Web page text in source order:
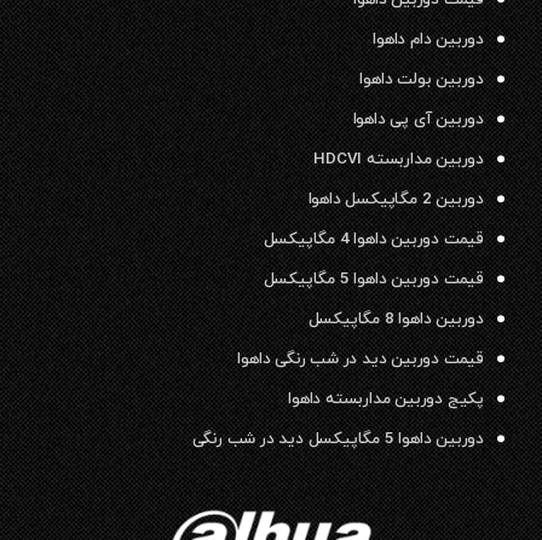
دوربین دام داهوا
دوربین بولت داهوا
دوربین آی پی داهوا
دوربین مداربسته HDCVI
دوربین 2 مگاپیکسل داهوا
قیمت دوربین داهوا 4 مگاپیکسل
قیمت دوربین داهوا 5 مگاپیکسل
دوربین داهوا 8 مگاپیکسل
قیمت دوربین دید در شب رنگی داهوا
پکیج دوربین مداربسته داهوا
دوربین داهوا 5 مگاپیکسل دید در شب رنگی